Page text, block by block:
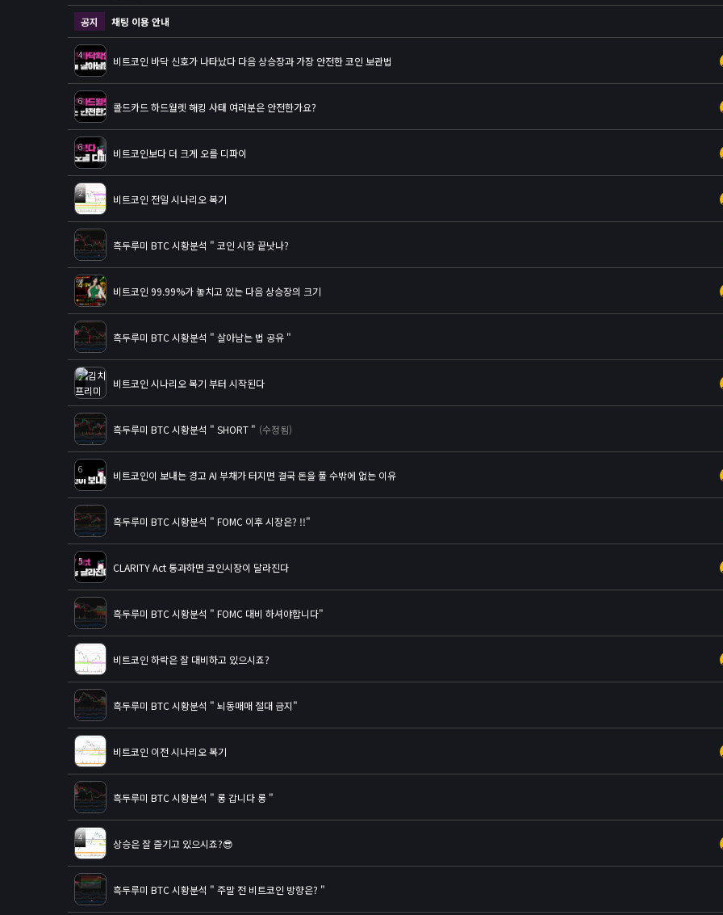
공지 채팅 이용 안내
4 비트코인 바닥 신호가 나타났다 다음 상승장과 가장 안전한 코인 보관법
6 콜드카드 하드월렛 해킹 사태 여러분은 안전한가요?
6 비트코인보다 더 크게 오를 디파이
2 비트코인 전일 시나리오 복기
흑두루미 BTC 시황분석 " 코인 시장 끝낫나?
4 비트코인 99.99%가 놓치고 있는 다음 상승장의 크기
흑두루미 BTC 시황분석 " 살아남는 법 공유 "
2 비트코인 시나리오 복기 부터 시작된다
흑두루미 BTC 시황분석 " SHORT " (수정됨)
6 비트코인이 보내는 경고 AI 부채가 터지면 결국 돈을 풀 수밖에 없는 이유
흑두루미 BTC 시황분석 " FOMC 이후 시장은? !!"
5 CLARITY Act 통과하면 코인시장이 달라진다
흑두루미 BTC 시황분석 " FOMC 대비 하셔야합니다"
비트코인 하락은 잘 대비하고 있으시죠?
흑두루미 BTC 시황분석 " 뇌동매매 절대 금지"
비트코인 이전 시나리오 복기
흑두루미 BTC 시황분석 " 롱 갑니다 롱 "
4 상승은 잘 즐기고 있으시죠?😎
흑두루미 BTC 시황분석 " 주말 전 비트코인 방향은? "